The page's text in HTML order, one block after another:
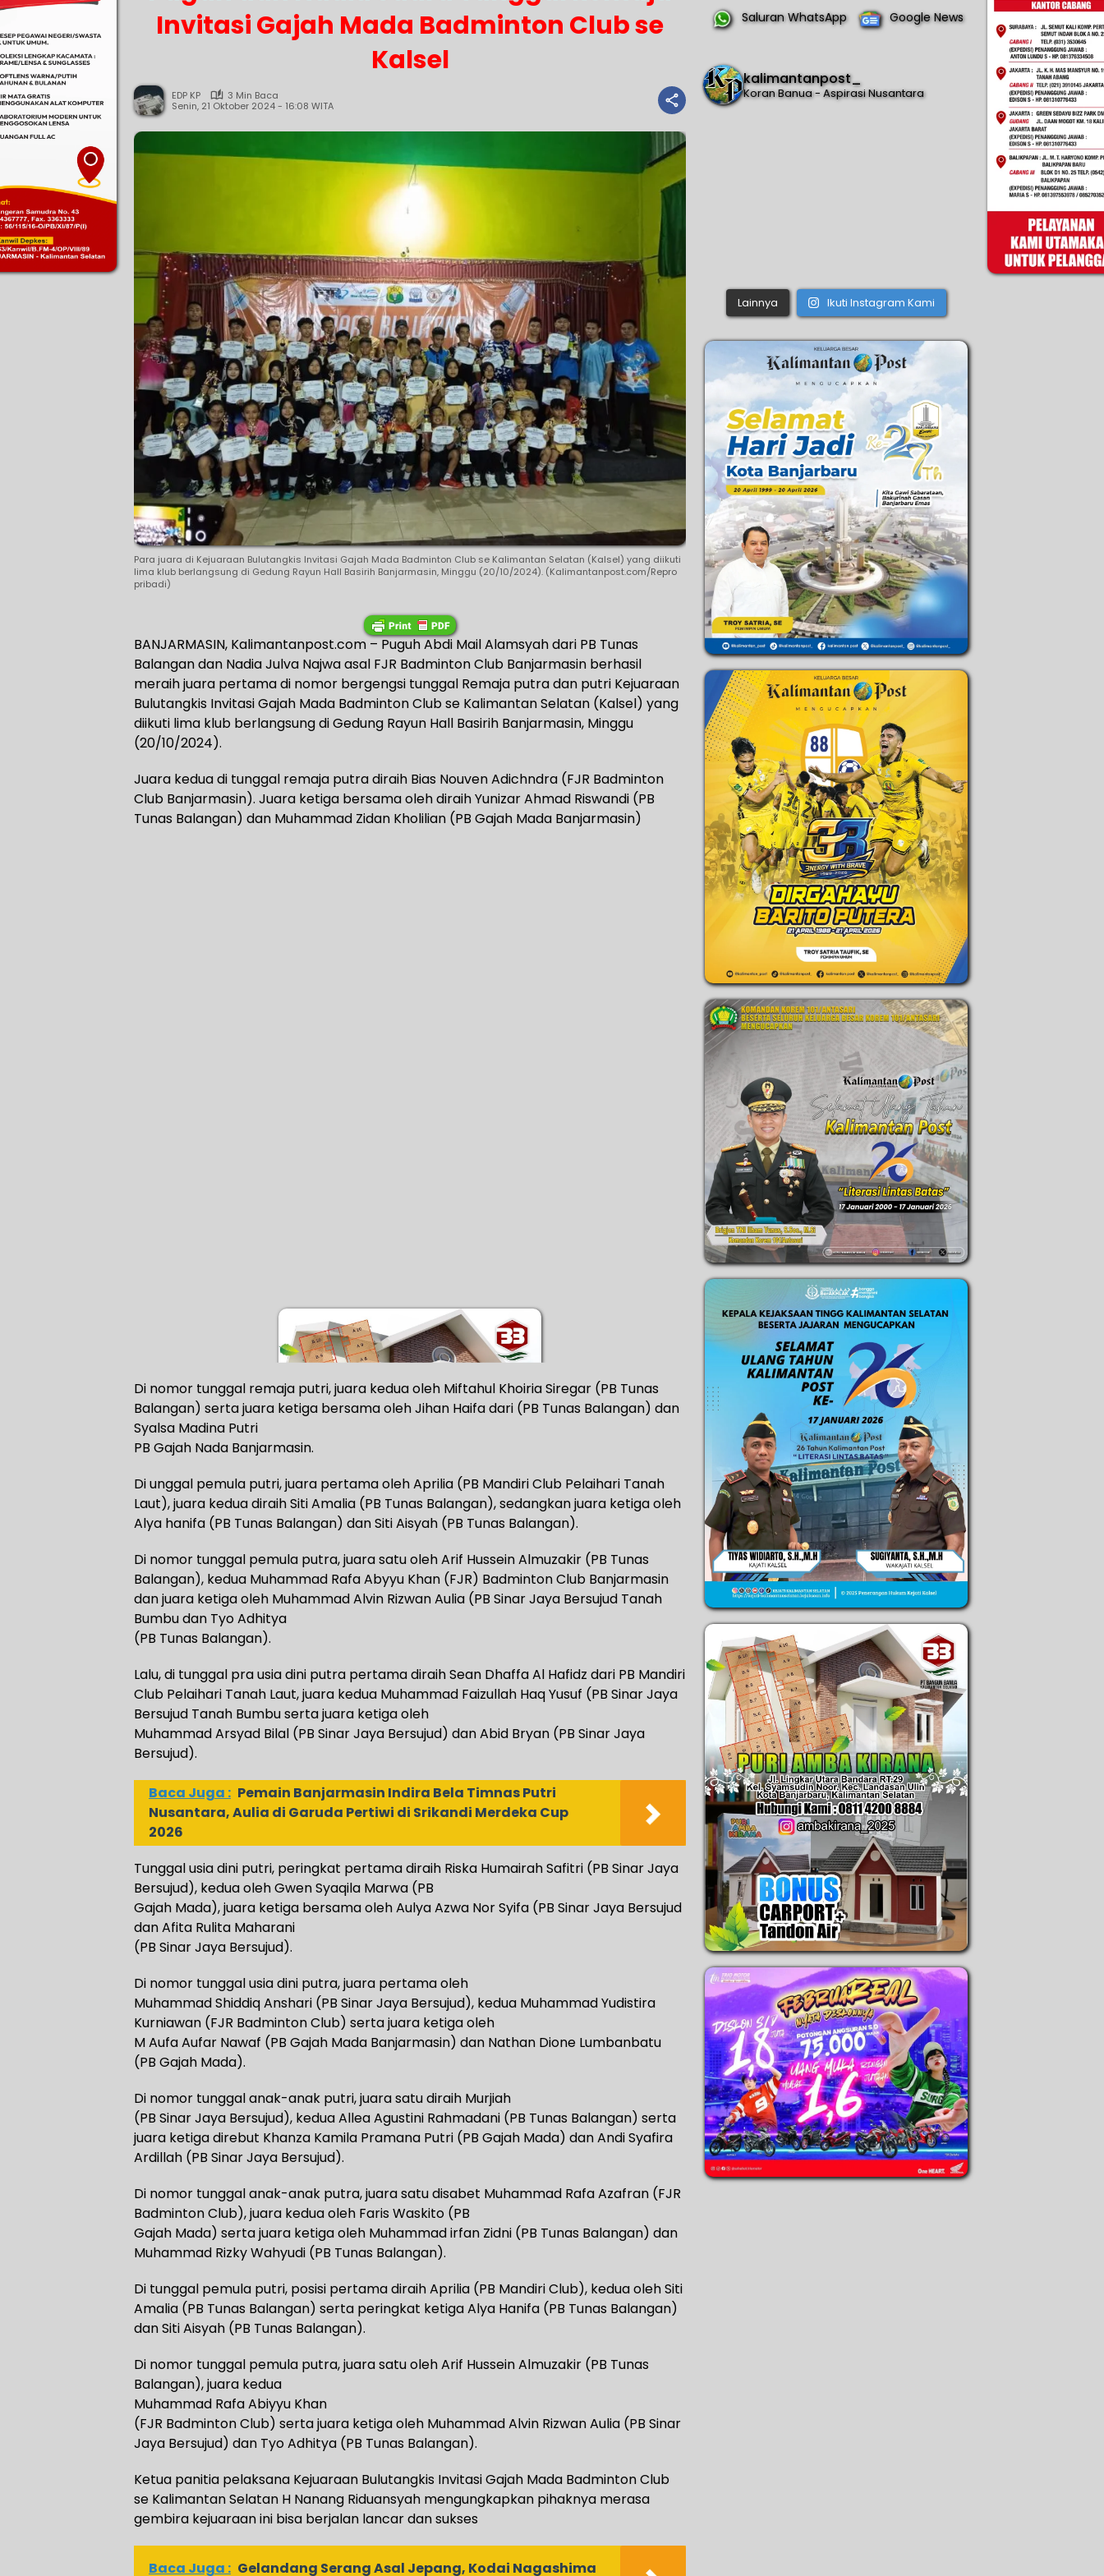
Invitasi Gajah Mada Badminton Club se
Kalsel
EDP KP
3 Min Baca
Senin, 21 Oktober 2024 - 16:08 WITA
Para juara di Kejuaraan Bulutangkis Invitasi Gajah Mada Badminton Club se Kalimantan Selatan (Kalsel) yang diikuti
lima klub berlangsung di Gedung Rayun Hall Basirih Banjarmasin, Minggu (20/10/2024). (Kalimantanpost.com/Repro
pribadi)
BANJARMASIN, Kalimantanpost.com – Puguh Abdi Mail Alamsyah dari PB Tunas
Balangan dan Nadia Julva Najwa asal FJR Badminton Club Banjarmasin berhasil
meraih juara pertama di nomor bergengsi tunggal Remaja putra dan putri Kejuaraan
Bulutangkis Invitasi Gajah Mada Badminton Club se Kalimantan Selatan (Kalsel) yang
diikuti lima klub berlangsung di Gedung Rayun Hall Basirih Banjarmasin, Minggu
(20/10/2024).
Juara kedua di tunggal remaja putra diraih Bias Nouven Adichndra (FJR Badminton
Club Banjarmasin). Juara ketiga bersama oleh diraih Yunizar Ahmad Riswandi (PB
Tunas Balangan) dan Muhammad Zidan Kholilian (PB Gajah Mada Banjarmasin)
Di nomor tunggal remaja putri, juara kedua oleh Miftahul Khoiria Siregar (PB Tunas
Balangan) serta juara ketiga bersama oleh Jihan Haifa dari (PB Tunas Balangan) dan
Syalsa Madina Putri
PB Gajah Nada Banjarmasin.
Di unggal pemula putri, juara pertama oleh Aprilia (PB Mandiri Club Pelaihari Tanah
Laut), juara kedua diraih Siti Amalia (PB Tunas Balangan), sedangkan juara ketiga oleh
Alya hanifa (PB Tunas Balangan) dan Siti Aisyah (PB Tunas Balangan).
Di nomor tunggal pemula putra, juara satu oleh Arif Hussein Almuzakir (PB Tunas
Balangan), kedua Muhammad Rafa Abyyu Khan (FJR) Badminton Club Banjarmasin
dan juara ketiga oleh Muhammad Alvin Rizwan Aulia (PB Sinar Jaya Bersujud Tanah
Bumbu dan Tyo Adhitya
(PB Tunas Balangan).
Lalu, di tunggal pra usia dini putra pertama diraih Sean Dhaffa Al Hafidz dari PB Mandiri
Club Pelaihari Tanah Laut, juara kedua Muhammad Faizullah Haq Yusuf (PB Sinar Jaya
Bersujud Tanah Bumbu serta juara ketiga oleh
Muhammad Arsyad Bilal (PB Sinar Jaya Bersujud) dan Abid Bryan (PB Sinar Jaya
Bersujud).
Baca Juga : Pemain Banjarmasin Indira Bela Timnas Putri
Nusantara, Aulia di Garuda Pertiwi di Srikandi Merdeka Cup
2026
Tunggal usia dini putri, peringkat pertama diraih Riska Humairah Safitri (PB Sinar Jaya
Bersujud), kedua oleh Gwen Syaqila Marwa (PB
Gajah Mada), juara ketiga bersama oleh Aulya Azwa Nor Syifa (PB Sinar Jaya Bersujud
dan Afita Rulita Maharani
(PB Sinar Jaya Bersujud).
Di nomor tunggal usia dini putra, juara pertama oleh
Muhammad Shiddiq Anshari (PB Sinar Jaya Bersujud), kedua Muhammad Yudistira
Kurniawan (FJR Badminton Club) serta juara ketiga oleh
M Aufa Aufar Nawaf (PB Gajah Mada Banjarmasin) dan Nathan Dione Lumbanbatu
(PB Gajah Mada).
Di nomor tunggal anak-anak putri, juara satu diraih Murjiah
(PB Sinar Jaya Bersujud), kedua Allea Agustini Rahmadani (PB Tunas Balangan) serta
juara ketiga direbut Khanza Kamila Pramana Putri (PB Gajah Mada) dan Andi Syafira
Ardillah (PB Sinar Jaya Bersujud).
Di nomor tunggal anak-anak putra, juara satu disabet Muhammad Rafa Azafran (FJR
Badminton Club), juara kedua oleh Faris Waskito (PB
Gajah Mada) serta juara ketiga oleh Muhammad irfan Zidni (PB Tunas Balangan) dan
Muhammad Rizky Wahyudi (PB Tunas Balangan).
Di tunggal pemula putri, posisi pertama diraih Aprilia (PB Mandiri Club), kedua oleh Siti
Amalia (PB Tunas Balangan) serta peringkat ketiga Alya Hanifa (PB Tunas Balangan)
dan Siti Aisyah (PB Tunas Balangan).
Di nomor tunggal pemula putra, juara satu oleh Arif Hussein Almuzakir (PB Tunas
Balangan), juara kedua
Muhammad Rafa Abiyyu Khan
(FJR Badminton Club) serta juara ketiga oleh Muhammad Alvin Rizwan Aulia (PB Sinar
Jaya Bersujud) dan Tyo Adhitya (PB Tunas Balangan).
Ketua panitia pelaksana Kejuaraan Bulutangkis Invitasi Gajah Mada Badminton Club
se Kalimantan Selatan H Nanang Riduansyah mengungkapkan pihaknya merasa
gembira kejuaraan ini bisa berjalan lancar dan sukses
Baca Juga : Gelandang Serang Asal Jepang, Kodai Nagashima
Saluran WhatsApp Google News
kalimantanpost_
Koran Banua - Aspirasi Nusantara
Lainnya Ikuti Instagram Kami